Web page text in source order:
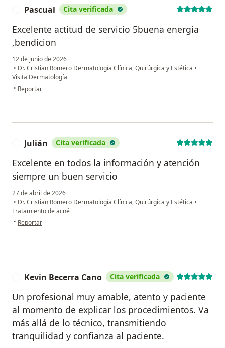
Pascual Cita verificada
Excelente actitud de servicio 5buena energia
,bendicion
12 de junio de 2026
• Dr. Cristian Romero Dermatología Clínica, Quirúrgica y Estética •
Visita Dermatología
• en opinión del usuario Pascual
Reportar
Julián Cita verificada
Excelente en todos la información y atención
siempre un buen servicio
27 de abril de 2026
• Dr. Cristian Romero Dermatología Clínica, Quirúrgica y Estética •
Tratamiento de acné
• en opinión del usuario Julián
Reportar
Kevin Becerra Cano Cita verificada
Un profesional muy amable, atento y paciente
al momento de explicar los procedimientos. Va
más allá de lo técnico, transmitiendo
tranquilidad y confianza al paciente.